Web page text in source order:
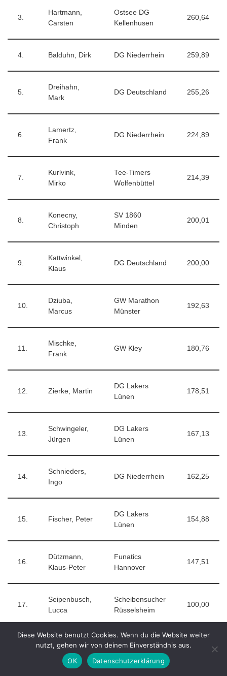
3.
Hartmann,
Carsten
Ostsee DG
Kellenhusen
260,64
4. Balduhn, Dirk DG Niederrhein 259,89
5.
Dreihahn,
Mark
DG Deutschland 255,26
6.
Lamertz,
Frank
DG Niederrhein 224,89
7.
Kurlvink,
Mirko
Tee-Timers
Wolfenbüttel
214,39
8.
Konecny,
Christoph
SV 1860
Minden
200,01
9.
Kattwinkel,
Klaus
DG Deutschland 200,00
10.
Dziuba,
Marcus
GW Marathon
Münster
192,63
11.
Mischke,
Frank
GW Kley 180,76
12. Zierke, Martin
DG Lakers
Lünen
178,51
13.
Schwingeler,
Jürgen
DG Lakers
Lünen
167,13
14.
Schnieders,
Ingo
DG Niederrhein 162,25
15. Fischer, Peter
DG Lakers
Lünen
154,88
16.
Dützmann,
Klaus-Peter
Funatics
Hannover
147,51
17.
Seipenbusch,
Lucca
Scheibensucher
Rüsselsheim
100,00
Kaluza, Joerg
DG Lakers
Lünen
98,13
Diese Website benutzt Cookies. Wenn du die Website weiter
nutzt, gehen wir von deinem Einverständnis aus.
OK
Datenschutzerklärung